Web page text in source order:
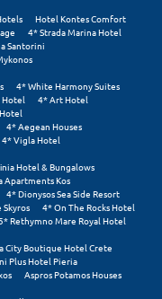
Hotel Kontes Comfort
4* Strada Marina Hotel
Santorini
4* White Harmony Suites
Hotel
4* Art Hotel
4* Aegean Houses
4* Vigla Hotel
Hotel & Bungalows
Apartments Kos
4* Dionysos Sea Side Resort
4* On The Rocks Hotel
Rethymno Mare Royal Hotel
City Boutique Hotel Crete
Plus Hotel Pieria
Aspros Potamos Houses